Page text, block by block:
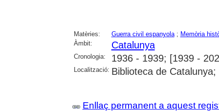
Matèries: Guerra civil espanyola; Memòria
Àmbit:
Catalunya
Cronologia: 1936 - 1939; [1939 -
Localització: Biblioteca de
Enllaç permanent a aquest